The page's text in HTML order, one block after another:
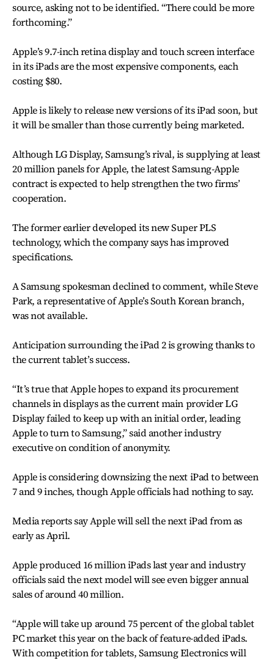
source, asking not to be identified. “There could be more
forthcoming.”
Apple’s 9.7-inch retina display and touch screen interface
in its iPads are the most expensive components, each
costing $80.
Apple is likely to release new versions of its iPad soon, but
it will be smaller than those currently being marketed.
Although LG Display, Samsung’s rival, is supplying at least
20 million panels for Apple, the latest Samsung-Apple
contract is expected to help strengthen the two firms’
cooperation.
The former earlier developed its new Super PLS
technology, which the company says has improved
specifications.
A Samsung spokesman declined to comment, while Steve
Park, a representative of Apple’s South Korean branch,
was not available.
Anticipation surrounding the iPad 2 is growing thanks to
the current tablet’s success.
“It’s true that Apple hopes to expand its procurement
channels in displays as the current main provider LG
Display failed to keep up with an initial order, leading
Apple to turn to Samsung,” said another industry
executive on condition of anonymity.
Apple is considering downsizing the next iPad to between
7 and 9 inches, though Apple officials had nothing to say.
Media reports say Apple will sell the next iPad from as
early as April.
Apple produced 16 million iPads last year and industry
officials said the next model will see even bigger annual
sales of around 40 million.
“Apple will take up around 75 percent of the global tablet
PC market this year on the back of feature-added iPads.
With competition for tablets, Samsung Electronics will